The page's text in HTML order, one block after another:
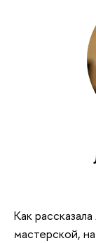
Как
мастерской,